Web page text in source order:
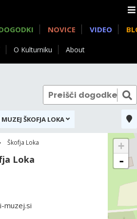
O Kulturniku About
NOVICE VIDEO
MUZEJ ŠKOFJA LOKA
Škofja Loka
Loka
muzej.si
+
-